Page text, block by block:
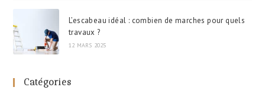
L’escabeau idéal : combien de marches pour quels
travaux ?
12 MARS 2025
Catégories